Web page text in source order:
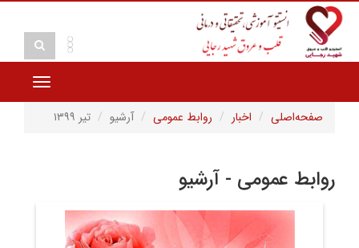
Toggle
صفحه‌اصلی
اخبار روابط عمومی آرشیو تیر ۱۳۹۹
روابط عمومی - آرشیو